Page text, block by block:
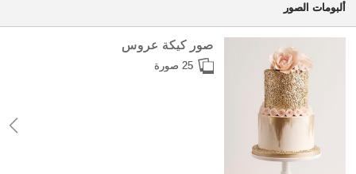
ألبومات الصور
صور كيكة عروس
25 صورة